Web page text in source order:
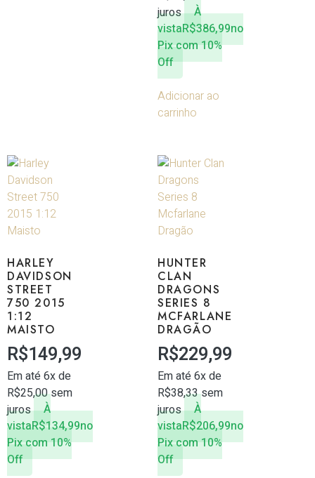
juros
À
vistaR$386,99no
Pix com 10%
Off
Adicionar ao
carrinho
HARLEY
DAVIDSON
STREET
750 2015
1:12
MAISTO
R$149,99
Em até 6x de
R$25,00sem
juros
À
vistaR$134,99no
Pix com 10%
Off
HUNTER
CLAN
DRAGONS
SERIES 8
MCFARLANE
DRAGÃO
R$229,99
Em até 6x de
R$38,33sem
juros
À
vistaR$206,99no
Pix com 10%
Off